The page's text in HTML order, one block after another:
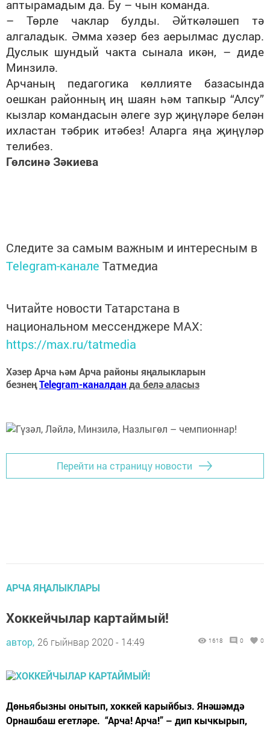
аптырамадым да. Бу – чын команда.
– Төрле чаклар булды. Әйткәләшеп тә
алгаладык. Әмма хәзер без аерылмас дуслар.
Дуслык шундый чакта сынала икән, – диде
Минзилә.
Арчаның педагогика көллияте базасында
оешкан районның иң шаян һәм тапкыр “Алсу”
кызлар командасын әлеге зур җиңүләре белән
ихластан тәбрик итәбез! Аларга яңа җиңүләр
телибез.
Гөлсинә Зәкиева
Следите за самым важным и интересным в
Telegram-канале Татмедиа
Читайте новости Татарстана в
национальном мессенджере MАХ:
https://max.ru/tatmedia
Хәзер Арча һәм Арча районы яңалыкларын
безнеңTelegram-каналданда белә аласыз
Перейти на страницу новости
АРЧА ЯҢАЛЫКЛАРЫ
Хоккейчылар картаймый!
автор, 26 гыйнвар 2020 - 14:49 1618 0 0
Дөньябызны онытып, хоккей карыйбыз. Янәшәмдә
Орнашбаш егетләре. “Арча! Арча!” – дип кычкырып,